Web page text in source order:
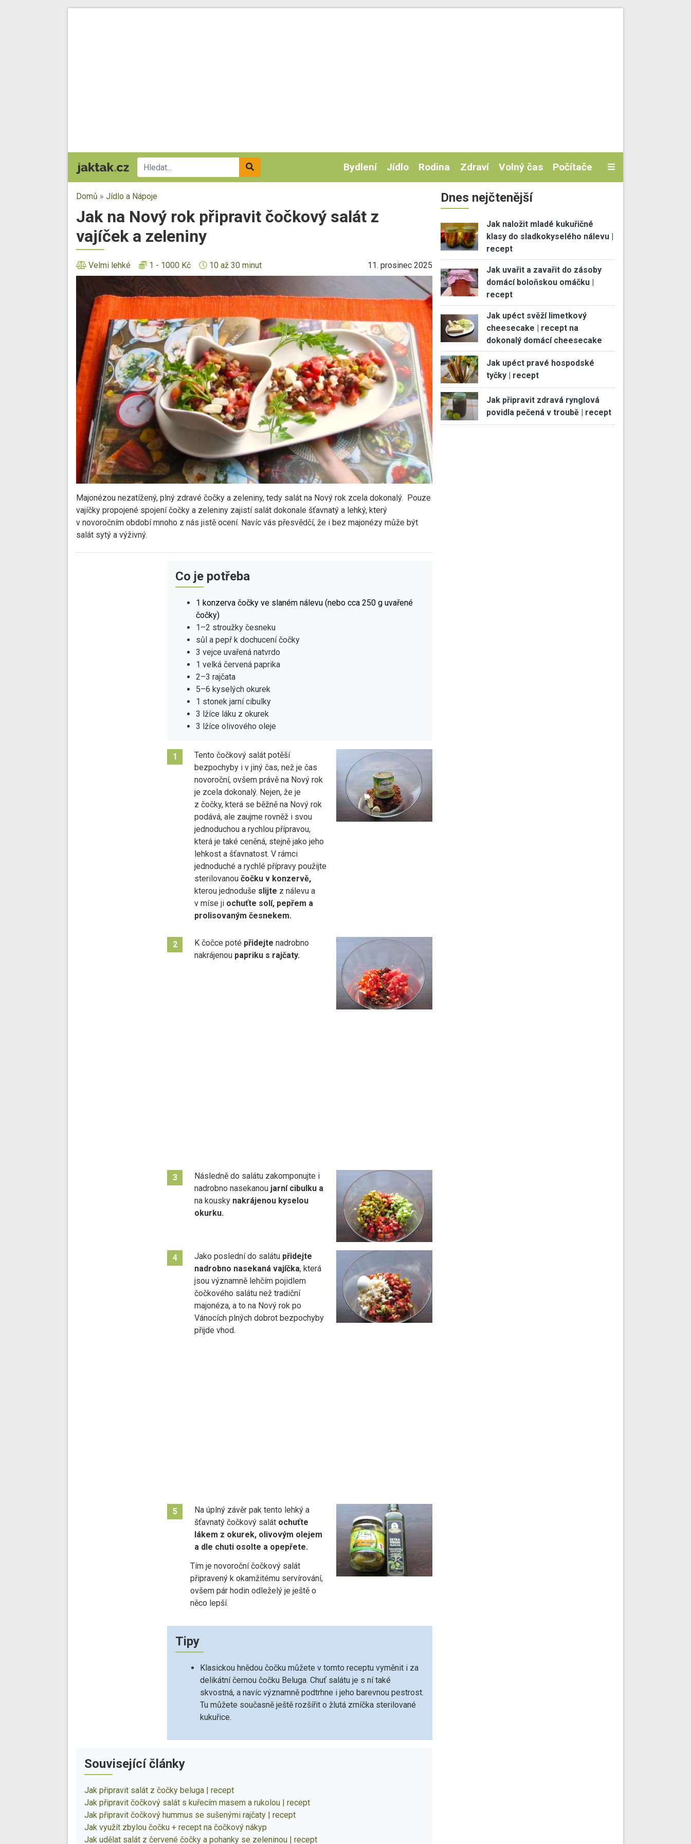
Bydlení Jídlo Rodina Zdraví Volný čas Počítače
Domů » Jídlo a Nápoje
Jak na Nový rok připravit čočkový salát z
vajíček a zeleniny
Velmi lehké 1 - 1000 Kč 10 až 30 minut 11. prosinec 2025
Majonézou nezatížený, plný zdravé čočky a zeleniny, tedy salát na Nový rok zcela dokonalý. Pouze
vajíčky propojené spojení čočky a zeleniny zajistí salát dokonale šťavnatý a lehký, který
v novoročním období mnoho z nás jistě ocení. Navíc vás přesvědčí, že i bez majonézy může být
salát sytý a výživný.
Co je potřeba
1 konzerva čočky ve slaném nálevu (nebo cca 250 g uvařené
čočky)
1–2 stroužky česneku
sůl a pepř k dochucení čočky
3 vejce uvařená natvrdo
1 velká červená paprika
2–3 rajčata
5–6 kyselých okurek
1 stonek jarní cibulky
3 lžíce láku z okurek
3 lžíce olivového oleje
1
Tento čočkový salát potěší
bezpochyby i v jiný čas, než je čas
novoroční, ovšem právě na Nový rok
je zcela dokonalý. Nejen, že je
z čočky, která se běžně na Nový rok
podává, ale zaujme rovněž i svou
jednoduchou a rychlou přípravou,
která je také ceněná, stejně jako jeho
lehkost a šťavnatost. V rámci
jednoduché a rychlé přípravy použijte
sterilovanou čočku v konzervě,
kterou jednoduše slijte z nálevu a
v míse ji ochuťte solí, pepřem a
prolisovaným česnekem.
2 K čočce poté přidejte nadrobno
nakrájenou papriku s rajčaty.
3
Následně do salátu zakomponujte i
nadrobno nasekanoujarní cibulku a
na kousky nakrájenou kyselou
okurku.
4 Jako poslední do salátu přidejte
nadrobno nasekaná vajíčka, která
jsou významně lehčím pojidlem
čočkového salátu než tradiční
majonéza, a to na Nový rok po
Vánocích plných dobrot bezpochyby
přijde vhod.
5
Na úplný závěr pak tento lehký a
šťavnatý čočkový salát ochuťte
lákem z okurek, olivovým olejem
a dle chuti osolte a opepřete.
Tím je novoroční čočkový salát
připravený k okamžitému servírování,
ovšem pár hodin odleželý je ještě o
něco lepší.
Tipy
Klasickou hnědou čočku můžete v tomto receptu vyměnit i za
delikátní černou čočku Beluga. Chuť salátu je s ní také
skvostná, a navíc významně podtrhne i jeho barevnou pestrost.
Tu můžete současně ještě rozšířit o žlutá zrníčka sterilované
kukuřice.
Související články
Jak připravit salát z čočky beluga | recept
Jak připravit čočkový salát s kuřecím masem a rukolou | recept
Jak připravit čočkový hummus se sušenými rajčaty | recept
Jak využít zbylou čočku + recept na čočkový nákyp
Jak udělat salát z červené čočky a pohanky se zeleninou | recept
Dnes nejčtenější
Jak naložit mladé kukuřičné
klasy do sladkokyselého nálevu |
recept
Jak uvařit a zavařit do zásoby
domácí boloňskou omáčku |
recept
Jak upéct svěží limetkový
cheesecake | recept na
dokonalý domácí cheesecake
Jak upéct pravé hospodské
tyčky | recept
Jak připravit zdravá rynglová
povidla pečená v troubě | recept